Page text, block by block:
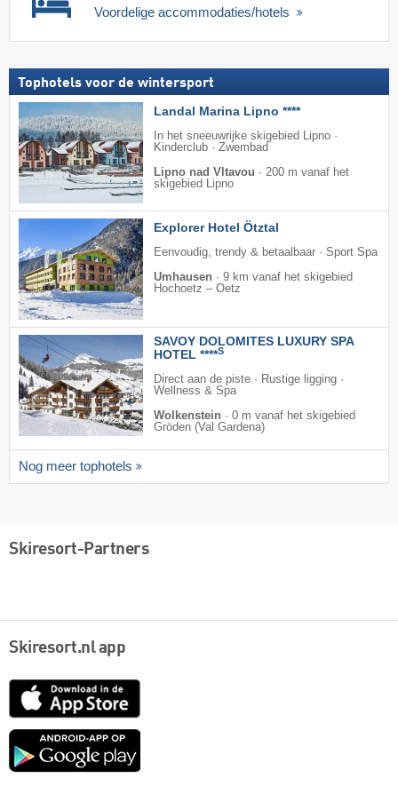
Voordelige accommodaties/hotels
Tophotels voor de wintersport
Landal Marina Lipno ****
In het sneeuwrijke skigebied Lipno ·
Kinderclub · Zwembad
Lipno nad Vltavou · 200 m vanaf het
skigebied Lipno
Explorer Hotel Ötztal
Eenvoudig, trendy & betaalbaar · Sport Spa
Umhausen · 9 km vanaf het skigebied
Hochoetz – Oetz
SAVOY DOLOMITES LUXURY SPA
HOTEL ****S
Direct aan de piste · Rustige ligging ·
Wellness & Spa
Wolkenstein · 0 m vanaf het skigebied
Gröden (Val Gardena)
Nog meer tophotels
Skiresort-Partners
Skiresort.nl app
App
Google